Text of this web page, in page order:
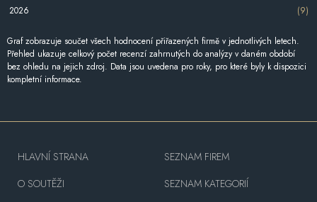
2026 (9)
Graf zobrazuje součet všech hodnocení přiřazených firmě v jednotlivých letech.
Přehled ukazuje celkový počet recenzí zahrnutých do analýzy v daném období
bez ohledu na jejich zdroj. Data jsou uvedena pro roky, pro které byly k dispozici
kompletní informace.
HLAVNÍ STRANA
O SOUTĚŽI
SEZNAM FIREM
SEZNAM KATEGORIÍ